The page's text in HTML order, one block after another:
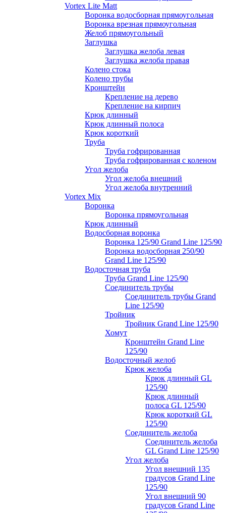
Vortex Lite Matt
Воронка водосборная прямоугольная
Воронка врезная прямоугольная
Желоб прямоугольный
Заглушка
Заглушка желоба левая
Заглушка желоба правая
Колено стока
Колено трубы
Кронштейн
Крепление на дерево
Крепление на кирпич
Крюк длинный
Крюк длинный полоса
Крюк короткий
Труба
Труба гофрированная
Труба гофрированная с коленом
Угол желоба
Угол желоба внешний
Угол желоба внутренний
Vortex Mix
Воронка
Воронка прямоугольная
Крюк длинный
Водосборная воронка
Воронка 125/90 Grand Line 125/90
Воронка водосборная 250/90
Grand Line 125/90
Водосточная труба
Труба Grand Line 125/90
Соединитель трубы
Соединитель трубы Grand
Line 125/90
Тройник
Тройник Grand Line 125/90
Хомут
Кронштейн Grand Line
125/90
Водосточный желоб
Крюк желоба
Крюк длинный GL
125/90
Крюк длинный
полоса GL 125/90
Крюк короткий GL
125/90
Соединитель желоба
Соединитель желоба
GL Grand Line 125/90
Угол желоба
Угол внешний 135
градусов Grand Line
125/90
Угол внешний 90
градусов Grand Line